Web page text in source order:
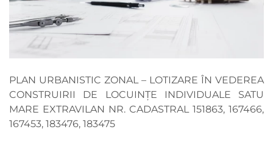
PLAN URBANISTIC ZONAL – LOTIZARE ÎN VEDEREA
CONSTRUIRII DE LOCUINȚE INDIVIDUALE SATU
MARE EXTRAVILAN NR. CADASTRAL 151863, 167466,
167453, 183476, 183475